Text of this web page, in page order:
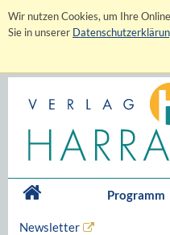
Wir nutzen Cookies, um Ihre
Sie in unserer
Programm
Newsletter